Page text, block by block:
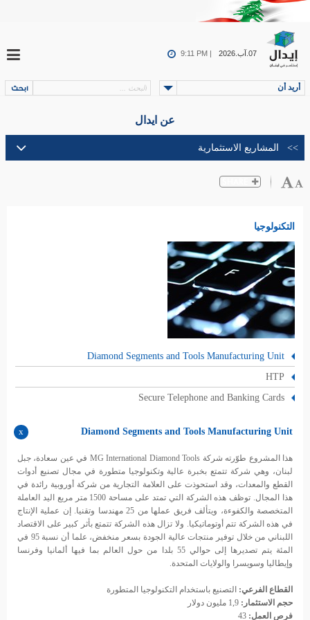
07.آب.2026 9:11 PM |
أريد أن
عن ايدال
التكنولوجيا
Diamond Segments and Tools Manufacturing Unit
HTP
Secure Telephone and Banking Cards
Diamond Segments and Tools Manufacturing Unit
هذا المشروع طوّرته شركة MG International Diamond Tools في عين سعادة، جبل
لبنان، وهي شركة تتمتع بخبرة عالية وتكنولوجيا متطورة في مجال تصنيع أدوات
القطع والمعدات، وقد استحوذت على العلامة التجارية من شركة أوروبية رائدة في
هذا المجال. توظف هذه الشركة التي تمتد على مساحة 1500 متر مربع اليد العاملة
المتخصصة والكفوءة، ويتألف فريق عملها من 25 مهندسا وتقنيا. إن عملية الإنتاج
في هذه الشركة تتم أوتوماتيكيا. ولا تزال هذه الشركة تتمتع بأثر كبير على الاقتصاد
اللبناني من خلال توفير منتجات عالية الجودة بسعر منخفض، علما أن نسبة 95 في
المئة يتم تصديرها إلى حوالي 55 بلدا من حول العالم بما فيها ألمانيا وفرنسا
وإيطاليا وسويسرا والولايات المتحدة.
القطاع الفرعي: التصنيع باستخدام التكنولوجيا المتطورة
حجم الاستثمار: 1,9 مليون دولار
فرص العمل: